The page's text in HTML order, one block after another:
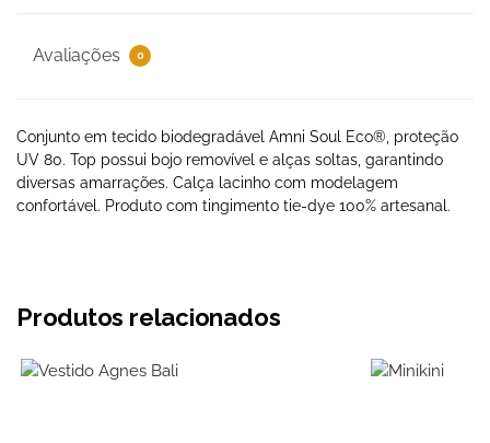
Avaliações 0
Conjunto em tecido biodegradável Amni Soul Eco®, proteção
UV 80. Top possui bojo removível e alças soltas, garantindo
diversas amarrações. Calça lacinho com modelagem
confortável. Produto com tingimento tie-dye 100% artesanal.
Produtos relacionados